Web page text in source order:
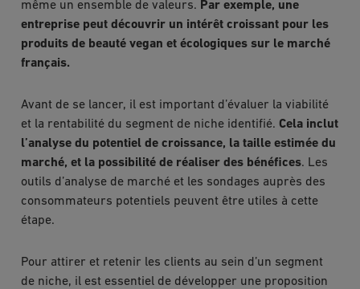
même un ensemble de valeurs. Par exemple, une
entreprise peut découvrir un intérêt croissant pour les
produits de beauté vegan et écologiques sur le marché
français.
Avant de se lancer, il est important d’évaluer la viabilité
et la rentabilité du segment de niche identifié. Cela inclut
l’analyse du potentiel de croissance, la taille estimée du
marché, et la possibilité de réaliser des bénéfices. Les
outils d’analyse de marché et les sondages auprès des
consommateurs potentiels peuvent être utiles à cette
étape.
Pour attirer et retenir les clients au sein d’un segment
de niche, il est essentiel de développer une proposition